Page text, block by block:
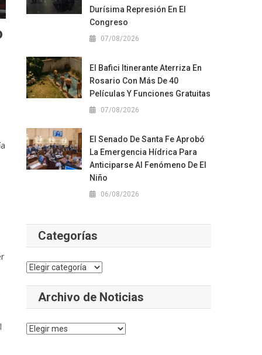
Durísima Represión En El
Congreso
07/08/2026
El Bafici Itinerante Aterriza En
Rosario Con Más De 40
Películas Y Funciones Gratuitas
07/08/2026
El Senado De Santa Fe Aprobó
La Emergencia Hídrica Para
Anticiparse Al Fenómeno De El
Niño
06/08/2026
Categorías
Categorías
Archivo de Noticias
Archivo